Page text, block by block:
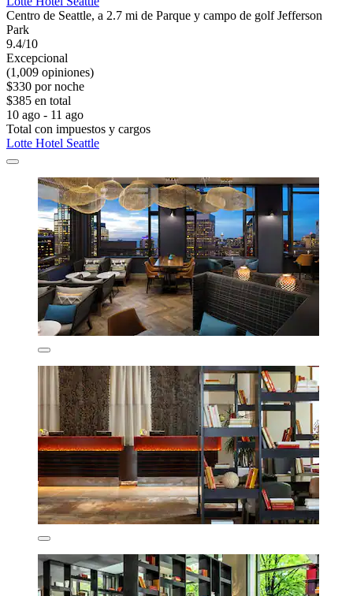
Centro de Seattle, a 2.7 mi de Parque y campo de golf Jefferson
Park
9.4/10
Excepcional
(1,009 opiniones)
$330 por noche
$385 en total
10 ago - 11 ago
Total con impuestos y cargos
Lotte Hotel Seattle